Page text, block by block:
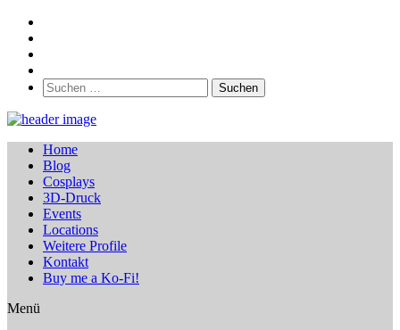
Suchen
nach:
Home
Blog
Cosplays
3D-Druck
Events
Locations
Weitere Profile
Kontakt
Buy me a Ko-Fi!
Menü